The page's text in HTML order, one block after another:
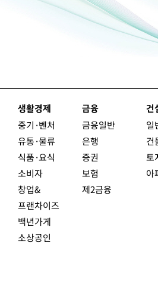
생활경제
중기·벤처
유통·물류
식품·요식
소비자
창업&
프랜차이즈
백년가게
소상공인
금융
금융일반
은행
증권
보험
제2금융
건
일
건
토
아